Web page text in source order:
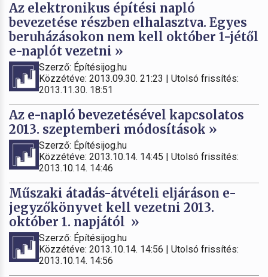
Az elektronikus építési napló
bevezetése részben elhalasztva. Egyes
beruházásokon nem kell október 1-jétől
e-naplót vezetni »
Szerző: Építésijog.hu
Közzétéve: 2013.09.30. 21:23 | Utolsó frissítés:
2013.11.30. 18:51
Az e-napló bevezetésével kapcsolatos
2013. szeptemberi módosítások »
Szerző: Építésijog.hu
Közzétéve: 2013.10.14. 14:45 | Utolsó frissítés:
2013.10.14. 14:46
Műszaki átadás-átvételi eljáráson e-
jegyzőkönyvet kell vezetni 2013.
október 1. napjától »
Szerző: Építésijog.hu
Közzétéve: 2013.10.14. 14:56 | Utolsó frissítés:
2013.10.14. 14:56